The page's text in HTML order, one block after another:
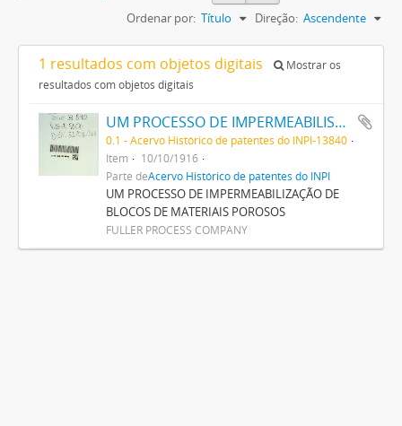
Ordenar por: Título Direção: Ascendente
1 resultados com objetos digitais
Mostrar os
resultados com objetos digitais
UM PROCESSO DE IMPERMEABILISAÇÃO DE BLOCOS DE MATERIAES POROSOS
0.1 - Acervo Histórico de patentes do INPI-13840
Item
10/10/1916
Parte deAcervo Histórico de patentes do INPI
UM PROCESSO DE IMPERMEABILIZAÇÃO DE
BLOCOS DE MATERIAIS POROSOS
FULLER PROCESS COMPANY